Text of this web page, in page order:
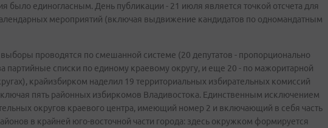
было единогласным. День публикации - 21 июля является точкой отсчета для
мероприятий (включая выдвижение кандидатов по одномандатным
проводятся по смешанной системе (20 депутатов - пропорционально
партийные списки по единому краевому округу, и еще 20 - по мажоритарной
крайизбирком наделил 19 территориальных избирательных комиссий
пять районных избиркомов Владивостока. Единственным исключением
округов краевого центра, имеющий номер 2 и включающий в себя часть
в крайней юго-восточной части города: здесь окружком формируется